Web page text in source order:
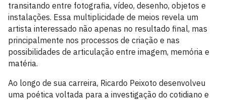
transitando entre fotografia, vídeo, desenho, objetos e
instalações. Essa multiplicidade de meios revela um
artista interessado não apenas no resultado final, mas
principalmente nos processos de criação e nas
possibilidades de articulação entre imagem, memória e
matéria.
Ao longo de sua carreira, Ricardo Peixoto desenvolveu
uma poética voltada para a investigação do cotidiano e